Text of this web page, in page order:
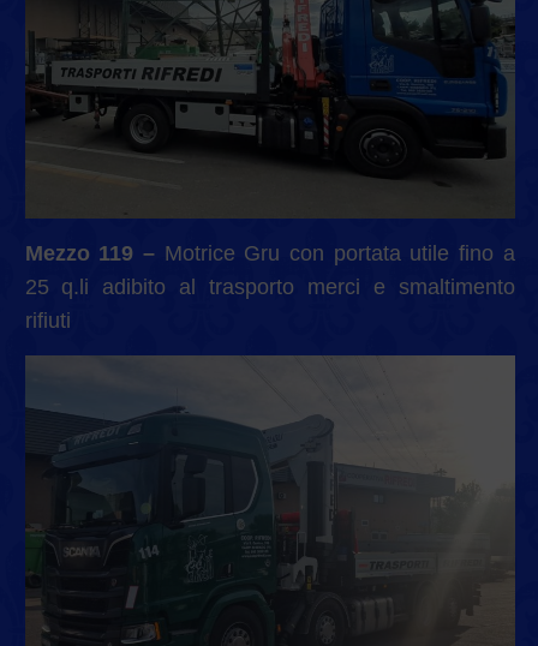
Mezzo 119 – Motrice Gru con portata utile fino a
25 q.li adibito al trasporto merci e smaltimento
rifiuti